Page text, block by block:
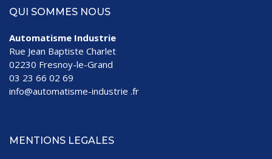
QUI SOMMES NOUS
Automatisme Industrie
Rue Jean Baptiste Charlet
02230 Fresnoy-le-Grand
03 23 66 02 69
info@automatisme-industrie .fr
MENTIONS LEGALES